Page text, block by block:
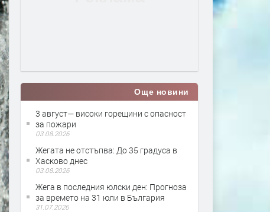
Още новини
3 август— високи горещини с опасност
за пожари
03.08.2026
Жегата не отстъпва: До 35 градуса в
Хасково днес
03.08.2026
Жега в последния юлски ден: Прогноза
за времето на 31 юли в България
31.07.2026